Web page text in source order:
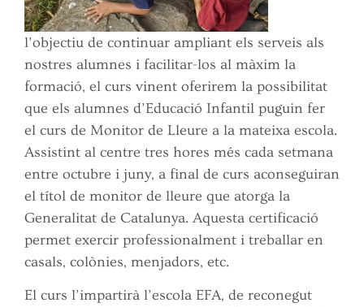
l’objectiu de continuar ampliant els serveis als
nostres alumnes i facilitar-los al màxim la
formació, el curs vinent oferirem la possibilitat
que els alumnes d’Educació Infantil puguin fer
el curs de Monitor de Lleure a la mateixa escola.
Assistint al centre tres hores més cada setmana
entre octubre i juny, a final de curs aconseguiran
el títol de monitor de lleure que atorga la
Generalitat de Catalunya. Aquesta certificació
permet exercir professionalment i treballar en
casals, colònies, menjadors, etc.
El curs l’impartirà l’escola EFA, de reconegut